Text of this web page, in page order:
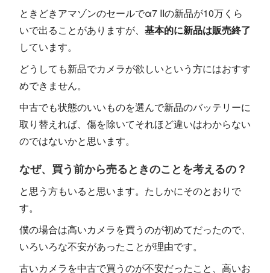
ときどきアマゾンのセールでα7 IIの新品が10万くら
いで出ることがありますが、 基本的に新品は販売終了
しています。
どうしても新品でカメラが欲しいという方にはおすす
めできません。
中古でも状態のいいものを選んで新品のバッテリーに
取り替えれば、傷を除いてそれほど違いはわからない
のではないかと思います。
なぜ、買う前から売るときのことを考えるの？
と思う方もいると思います。たしかにそのとおりで
す。
僕の場合は高いカメラを買うのが初めてだったので、
いろいろな不安があったことが理由です。
古いカメラを中古で買うのが不安だったこと、高いお